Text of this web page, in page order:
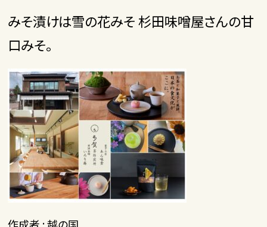
みそ漬けは雪の花みそ 杉田味噌屋さんの甘
口みそ。